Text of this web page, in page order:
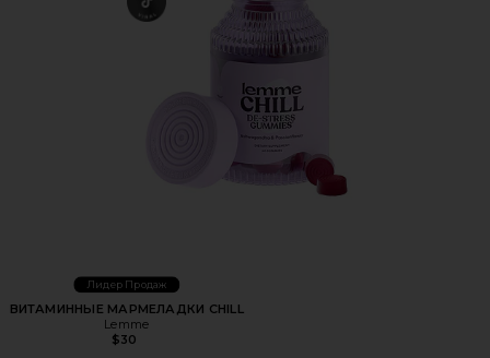
Лидер Продаж
ВИТАМИННЫЕ МАРМЕЛАДКИ CHILL
Lemme
$30